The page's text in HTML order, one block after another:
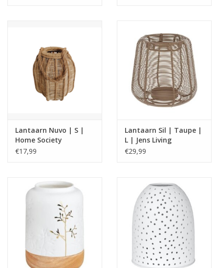
Lantaarn Nuvo | S |
Home Society
€17,99
Lantaarn Sil | Taupe |
L | Jens Living
€29,99